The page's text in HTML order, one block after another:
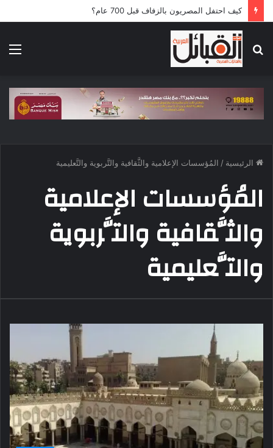
كيف احتفل المصريون بالزفاف قبل 700 عام؟
عن
الرئيسية / المُؤسسات الإعلامية والثَّقافية والتَّربوية والتَّعليمية
المُؤسسات الإعلامية
والثَّقافية والتَّربوية
والتَّعليمية